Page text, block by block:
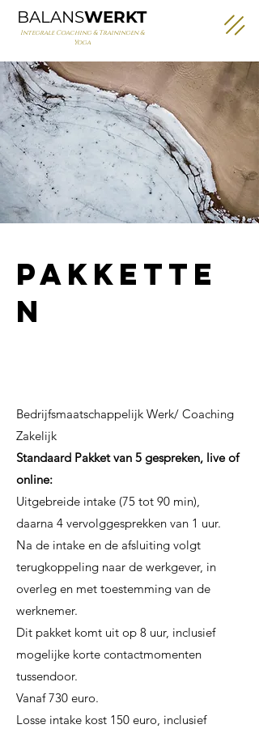
BALANSWERKT
Integrale Coaching & Trainingen &
Yoga
pakkette
n
Bedrijfsmaatschappelijk Werk/ Coaching
Zakelijk
Standaard Pakket van 5 gespreken, live of
online:
Uitgebreide intake (75 tot 90 min),
daarna 4 vervolggesprekken van 1 uur.
Na de intake en de afsluiting volgt
terugkoppeling naar de werkgever, in
overleg en met toestemming van de
werknemer.
Dit pakket komt uit op 8 uur, inclusief
mogelijke korte contactmomenten
tussendoor.
Vanaf 730 euro.
Losse intake kost 150 euro, inclusief